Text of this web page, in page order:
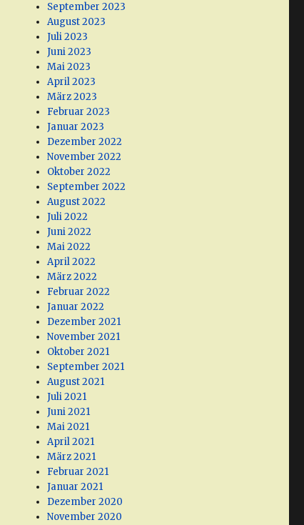
September 2023
August 2023
Juli 2023
Juni 2023
Mai 2023
April 2023
März 2023
Februar 2023
Januar 2023
Dezember 2022
November 2022
Oktober 2022
September 2022
August 2022
Juli 2022
Juni 2022
Mai 2022
April 2022
März 2022
Februar 2022
Januar 2022
Dezember 2021
November 2021
Oktober 2021
September 2021
August 2021
Juli 2021
Juni 2021
Mai 2021
April 2021
März 2021
Februar 2021
Januar 2021
Dezember 2020
November 2020